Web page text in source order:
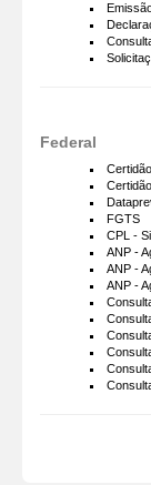
Federal
FGTS
CPL -
ANP -
ANP -
ANP -